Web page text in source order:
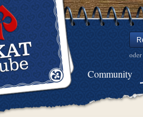
oder
Community